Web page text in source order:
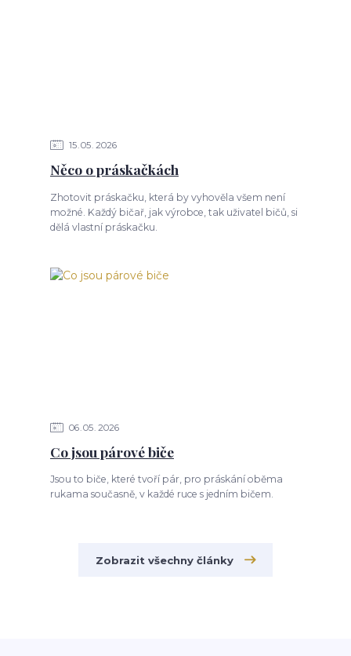
15 05 2026
Něco o práskačkách
Zhotovit práskačku, která by vyhověla všem není
možné. Každý bičař, jak výrobce, tak uživatel bičů, si
dělá vlastní práskačku.
06 05 2026
Co jsou párové biče
Jsou to biče, které tvoří pár, pro práskání oběma
rukama současně, v každé ruce s jedním bičem.
Zobrazit všechny články